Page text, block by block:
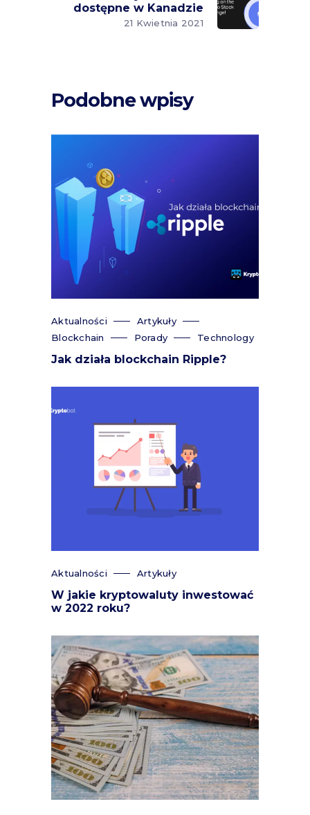
dostępne w Kanadzie
21 Kwietnia 2021
Podobne wpisy
Aktualności
Artykuły
Blockchain
Porady Technology
Jak działa blockchain Ripple?
Aktualności Artykuły
W jakie kryptowaluty inwestować
w 2022 roku?